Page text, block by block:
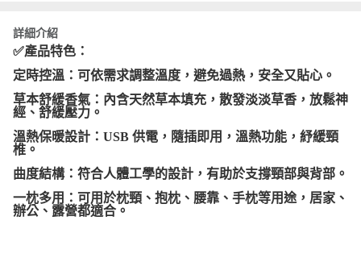
詳細介紹
✅產品特色：
定時控溫：可依需求調整溫度，避免過熱，安全又貼心。
草本舒緩香氣：內含天然草本填充，散發淡淡草香，放鬆神
經、舒緩壓力。
溫熱保暖設計：USB 供電，隨插即用，溫熱功能，紓緩頸
椎。
曲度結構：符合人體工學的設計，有助於支撐頸部與背部。
一枕多用：可用於枕頸、抱枕、腰靠、手枕等用途，居家、
辦公、露營都適合。